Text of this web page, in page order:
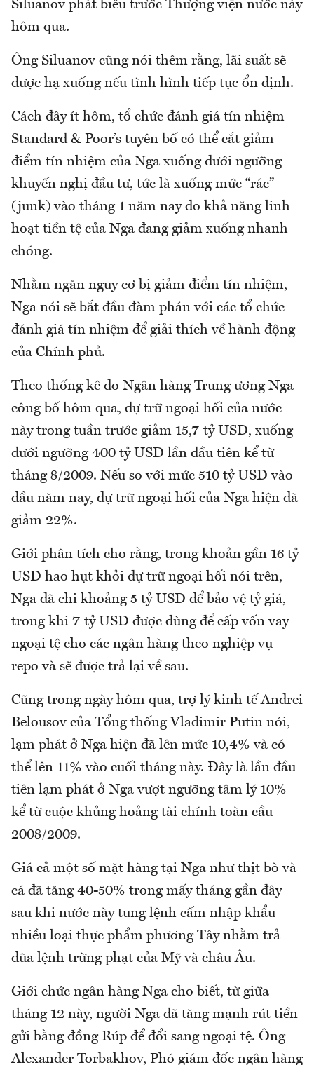
Siluanov phát biểu trước Thượng viện nước này
hôm qua.
Ông Siluanov cũng nói thêm rằng, lãi suất sẽ
được hạ xuống nếu tình hình tiếp tục ổn định.
Cách đây ít hôm, tổ chức đánh giá tín nhiệm
Standard & Poor’s tuyên bố có thể cắt giảm
điểm tín nhiệm của Nga xuống dưới ngưỡng
khuyến nghị đầu tư, tức là xuống mức “rác”
(junk) vào tháng 1 năm nay do khả năng linh
hoạt tiền tệ của Nga đang giảm xuống nhanh
chóng.
Nhằm ngăn nguy cơ bị giảm điểm tín nhiệm,
Nga nói sẽ bắt đầu đàm phán với các tổ chức
đánh giá tín nhiệm để giải thích về hành động
của Chính phủ.
Theo thống kê do Ngân hàng Trung ương Nga
công bố hôm qua, dự trữ ngoại hối của nước
này trong tuần trước giảm 15,7 tỷ USD, xuống
dưới ngưỡng 400 tỷ USD lần đầu tiên kể từ
tháng 8/2009. Nếu so với mức 510 tỷ USD vào
đầu năm nay, dự trữ ngoại hối của Nga hiện đã
giảm 22%.
Giới phân tích cho rằng, trong khoản gần 16 tỷ
USD hao hụt khỏi dự trữ ngoại hối nói trên,
Nga đã chi khoảng 5 tỷ USD để bảo vệ tỷ giá,
trong khi 7 tỷ USD được dùng để cấp vốn vay
ngoại tệ cho các ngân hàng theo nghiệp vụ
repo và sẽ được trả lại về sau.
Cũng trong ngày hôm qua, trợ lý kinh tế Andrei
Belousov của Tổng thống Vladimir Putin nói,
lạm phát ở Nga hiện đã lên mức 10,4% và có
thể lên 11% vào cuối tháng này. Đây là lần đầu
tiên lạm phát ở Nga vượt ngưỡng tâm lý 10%
kể từ cuộc khủng hoảng tài chính toàn cầu
2008/2009.
Giá cả một số mặt hàng tại Nga như thịt bò và
cá đã tăng 40-50% trong mấy tháng gần đây
sau khi nước này tung lệnh cấm nhập khẩu
nhiều loại thực phẩm phương Tây nhằm trả
đũa lệnh trừng phạt của Mỹ và châu Âu.
Giới chức ngân hàng Nga cho biết, từ giữa
tháng 12 này, người Nga đã tăng mạnh rút tiền
gửi bằng đồng Rúp để đổi sang ngoại tệ. Ông
Alexander Torbakhov, Phó giám đốc ngân hàng